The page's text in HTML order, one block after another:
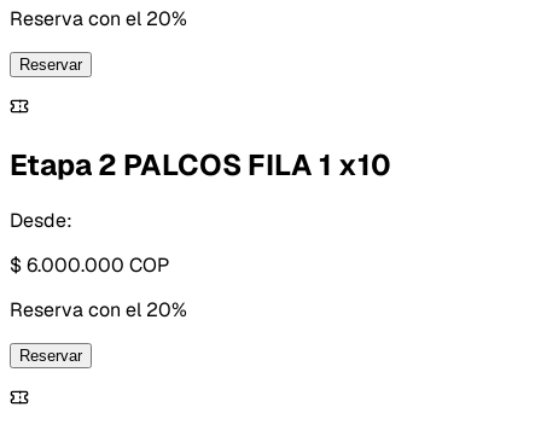
Reserva con el 20%
Reservar
Etapa 2 PALCOS FILA 1 x10
Desde:
$ 6.000.000 COP
Reserva con el 20%
Reservar